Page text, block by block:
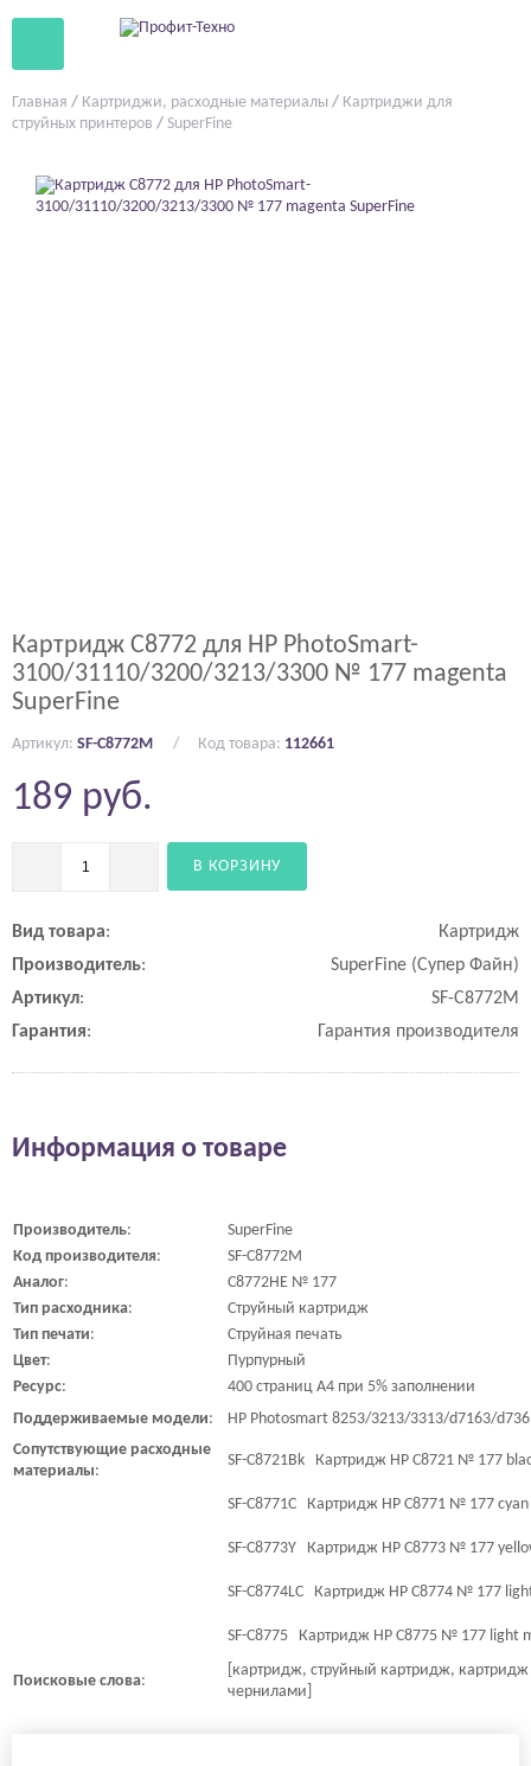
Главная / Картриджи, расходные материалы / Картриджи для
струйных принтеров / SuperFine
Картридж C8772 для HP PhotoSmart-
3100/31110/3200/3213/3300 № 177 magenta
SuperFine
Артикул: SF-C8772M Код товара: 112661
Вид товара:
Картридж
Производитель:
SuperFine (Супер Файн)
Артикул:
SF-C8772M
Гарантия: Гарантия производителя
189 руб.
В КОРЗИНУ
Информация о товаре
Производитель:
SuperFine
Код производителя:
SF-C8772M
Аналог:
C8772HE № 177
Тип расходника:
Струйный картридж
Тип печати:
Струйная печать
Цвет:
Пурпурный
Ресурс:
400 страниц A4 при 5% заполнении
Поддерживаемые модели:
HP Photosmart 8253/3213/3313/d7163/
Сопутствующие расходные
материалы:
SF-C8721Bk Картридж HP C8721 № 177
SF-C8771C Картридж HP C8771 № 177 cyan
SF-C8773Y Картридж HP C8773 № 177
SF-C8774LC Картридж HP C8774 № 177
SF-C8775 Картридж HP C8775 № 177 light
Поисковые слова:
[картридж, струйный картридж,
чернилами]